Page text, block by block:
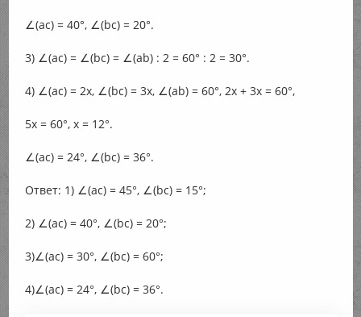
∠(ac) = 40°, ∠(bc) = 20°.
3) ∠(ac) = ∠(bc) = ∠(ab) : 2 = 60° : 2 = 30°.
4) ∠(ac) = 2x, ∠(bc) = 3x, ∠(ab) = 60°, 2x + 3x = 60°,
5x = 60°, x = 12°.
∠(ac) = 24°, ∠(bc) = 36°.
Ответ: 1) ∠(ac) = 45°, ∠(bc) = 15°;
2) ∠(ac) = 40°, ∠(bc) = 20°;
3)∠(ac) = 30°, ∠(bc) = 60°;
4)∠(ac) = 24°, ∠(bc) = 36°.